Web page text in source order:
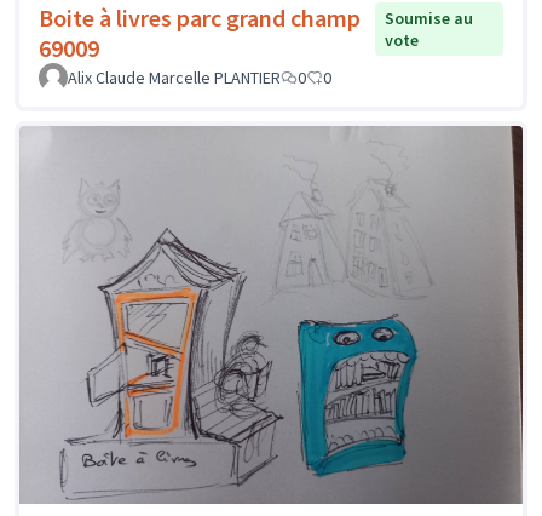
Boite à livres parc grand champ
69009
Soumise au
vote
Alix Claude Marcelle PLANTIER
0 0